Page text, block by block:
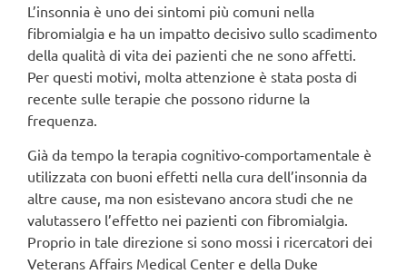
L’insonnia è uno dei sintomi più comuni nella
fibromialgia e ha un impatto decisivo sullo scadimento
della qualità di vita dei pazienti che ne sono affetti.
Per questi motivi, molta attenzione è stata posta di
recente sulle terapie che possono ridurne la
frequenza.
Già da tempo la terapia cognitivo-comportamentale è
utilizzata con buoni effetti nella cura dell’insonnia da
altre cause, ma non esistevano ancora studi che ne
valutassero l’effetto nei pazienti con fibromialgia.
Proprio in tale direzione si sono mossi i ricercatori dei
Veterans Affairs Medical Center e della Duke